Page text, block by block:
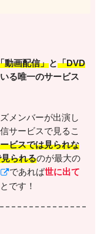
もOK／／
る
動画配信」と「DVD
る唯一のサービス
メンバーが出演し
サービスで見るこ
ビスでは見られな
られるのが最大の
であれば世に出て
です！